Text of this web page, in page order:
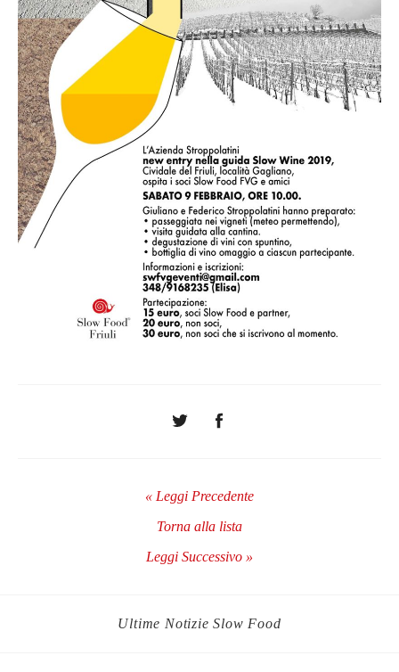
« Leggi Precedente
Torna alla lista
Leggi Successivo »
Ultime Notizie Slow Food